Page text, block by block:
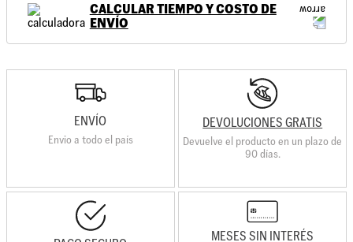
CALCULAR TIEMPO Y COSTO DE
ENVÍO
ENVÍO
Envio a todo el país
DEVOLUCIONES GRATIS
Devuelve el producto en un plazo de
90 días.
MESES SIN INTERÉS